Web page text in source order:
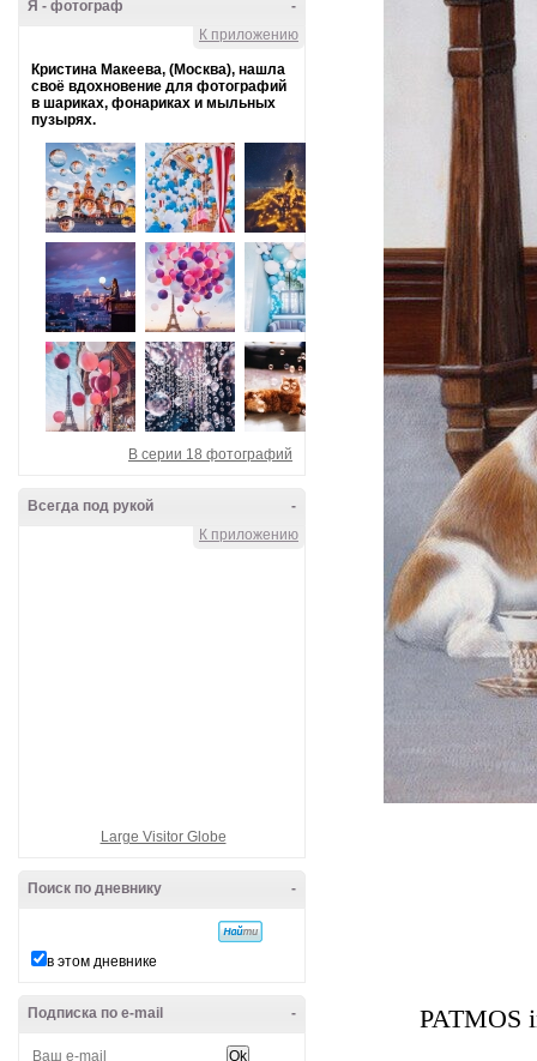
-
Я - фотограф
К приложению
Кристина Макеева, (Москва), нашла
своё вдохновение для фотографий
в шариках, фонариках и мыльных
пузырях.
В серии 18 фотографий
-
Всегда под рукой
К приложению
Large Visitor Globe
-
Поиск по дневнику
в этом дневнике
-
Подписка по e-mail PATMOS